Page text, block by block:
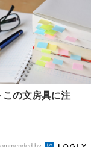
この文房具に注